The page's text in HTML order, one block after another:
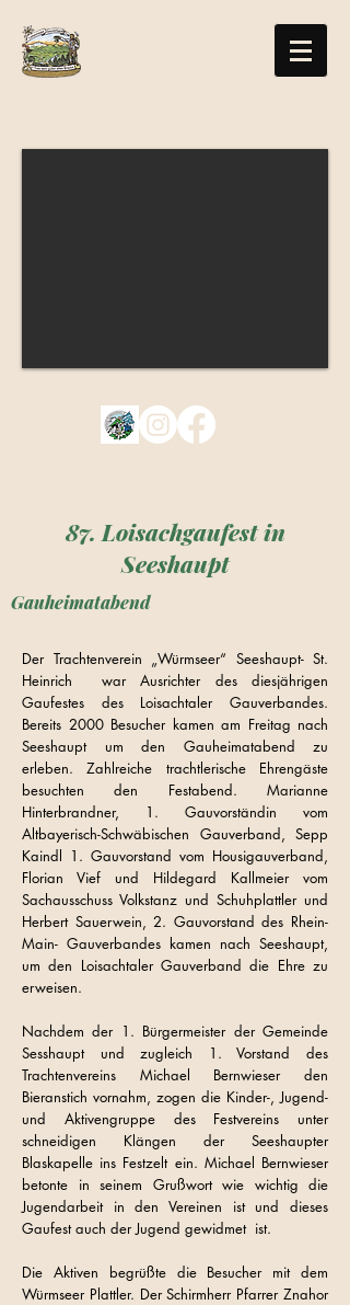
87. Loisachgaufest in
Seeshaupt
Gauheimatabend
Der Trachtenverein „Würmseer“ Seeshaupt- St.
Heinrich war Ausrichter des diesjährigen
Gaufestes des Loisachtaler Gauverbandes.
Bereits 2000 Besucher kamen am Freitag nach
Seeshaupt um den Gauheimatabend zu
erleben. Zahlreiche trachtlerische Ehrengäste
besuchten den Festabend. Marianne
Hinterbrandner, 1. Gauvorständin vom
Altbayerisch-Schwäbischen Gauverband, Sepp
Kaindl 1. Gauvorstand vom Housigauverband,
Florian Vief und Hildegard Kallmeier vom
Sachausschuss Volkstanz und Schuhplattler und
Herbert Sauerwein, 2. Gauvorstand des Rhein-
Main- Gauverbandes kamen nach Seeshaupt,
um den Loisachtaler Gauverband die Ehre zu
erweisen.
Nachdem der 1. Bürgermeister der Gemeinde
Sesshaupt und zugleich 1. Vorstand des
Trachtenvereins Michael Bernwieser den
Bieranstich vornahm, zogen die Kinder-, Jugend-
und Aktivengruppe des Festvereins unter
schneidigen Klängen der Seeshaupter
Blaskapelle ins Festzelt ein. Michael Bernwieser
betonte in seinem Grußwort wie wichtig die
Jugendarbeit in den Vereinen ist und dieses
Gaufest auch der Jugend gewidmet ist.
Die Aktiven begrüßte die Besucher mit dem
Würmseer Plattler. Der Schirmherr Pfarrer Znahor